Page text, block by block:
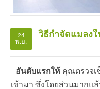
24
พ.ย.
วิธีกำจัดแมลง
อันดับแรกให้ คุณตรวจเ
เข้ามา ซึ่งโดยส่วนมากแ